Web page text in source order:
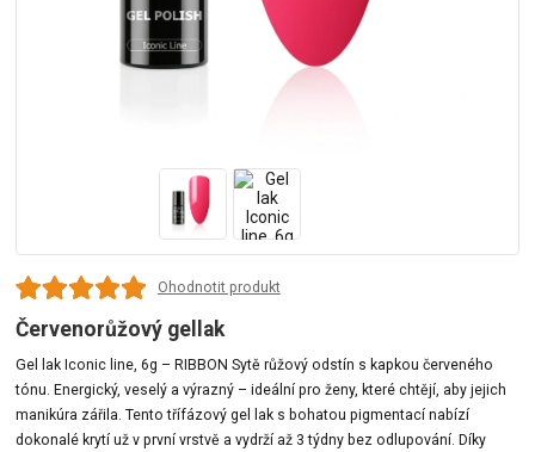
Ohodnotit produkt
Červenorůžový gellak
Gel lak Iconic line, 6g – RIBBON Sytě růžový odstín s kapkou červeného
tónu. Energický, veselý a výrazný – ideální pro ženy, které chtějí, aby jejich
manikúra zářila. Tento třífázový gel lak s bohatou pigmentací nabízí
dokonalé krytí už v první vrstvě a vydrží až 3 týdny bez odlupování. Díky